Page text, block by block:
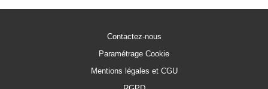
Contactez-nous
Paramétrage Cookie
Mentions légales et CGU